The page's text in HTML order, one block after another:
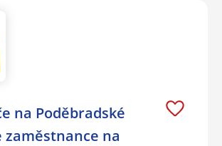
na Poděbradské
na